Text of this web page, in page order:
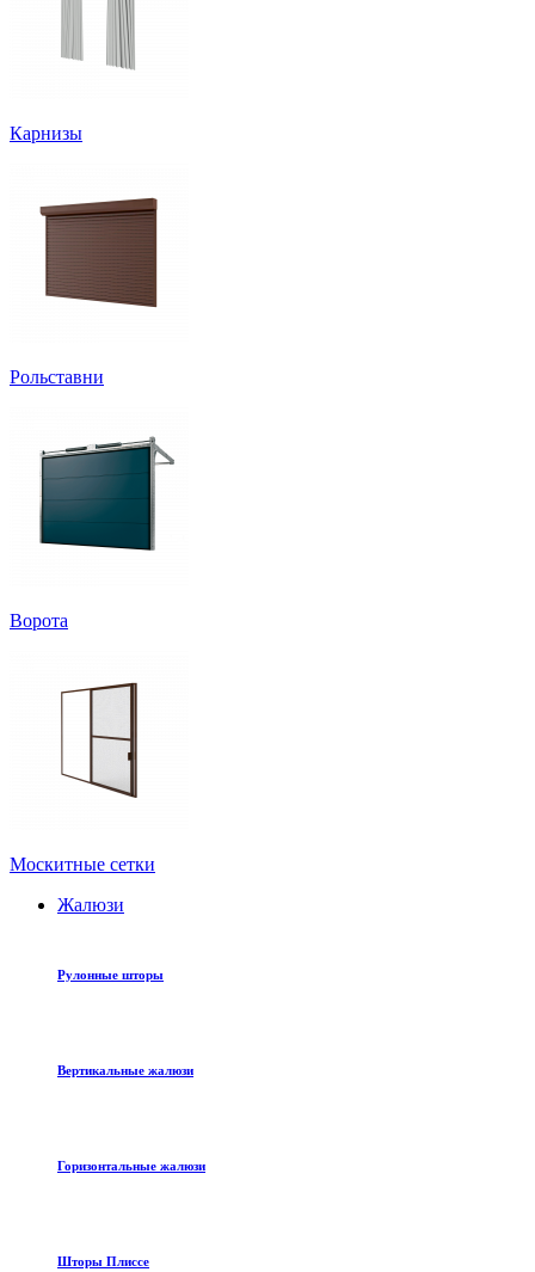
Карнизы
Рольставни
Ворота
Москитные сетки
Жалюзи
Рулонные шторы
Вертикальные жалюзи
Горизонтальные жалюзи
Шторы Плиссе